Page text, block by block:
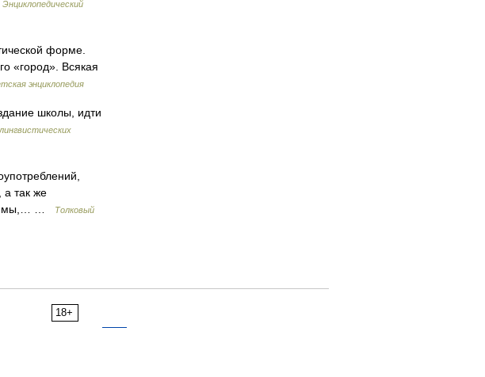
Энциклопедический
форме.
«город». Всякая
энциклопедия
школы, идти
так же
…
Толковый
18+